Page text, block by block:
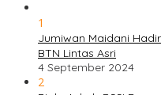
1
Jumiwan Maidani
BTN Lintas Asri
4 September 2024
2